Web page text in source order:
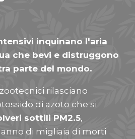
inquinano l'aria
che bevi e distruggono
parte del mondo.
rilasciano
di azoto che si
sottili PM2.5,
di migliaia di morti